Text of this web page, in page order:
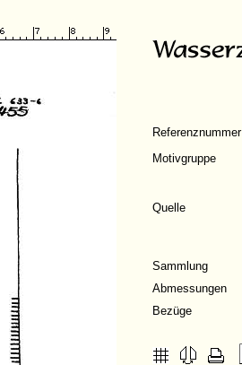
Referenznummer
Motivgruppe
Quelle
Sammlung
Abmessungen
Bezüge